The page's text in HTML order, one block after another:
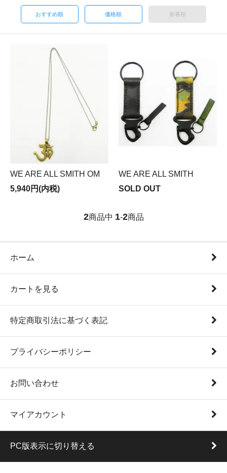
おすすめ順 価格順 新着順
WE ARE ALL SMITH OM
5,940円(内税)
WE ARE ALL SMITH
SOLD OUT
2商品中 1-2商品
ホーム
カートを見る
特定商取引法に基づく表記
プライバシーポリシー
お問い合わせ
マイアカウント
PC版表示に切り替える